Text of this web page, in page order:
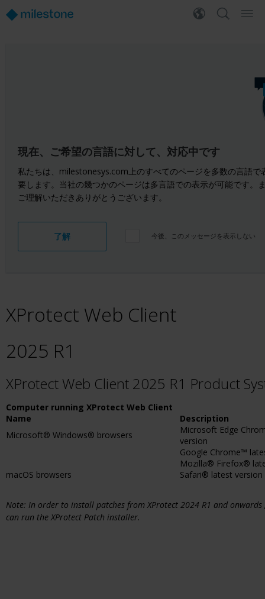
現在、ご希望の言語に対して、対応中です
私たちは、milestonesys.com上のすべてのページを多数の言語
要します。当社の幾つかのページは多言語での表示が可能です
ご理解いただきありがとうございます。
了解 今後、このメッセージを表示しない
XProtect Web Client
2025 R1
XProtect Web Client 2025 R1 Product
Computer running XProtect Web Client
Name
Description
Microsoft® Windows® browsers
Microsoft Edge
version
Google Chrome™
Mozilla® Firefox®
macOS browsers
Safari® latest version
Note: In order to install patches from XProtect 2024 R1 and
can run the XProtect Patch installer.